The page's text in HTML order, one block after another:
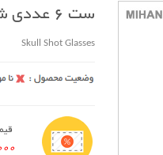
ست 6 عددی شات طرح اسکلت
Skull Shot Glasses